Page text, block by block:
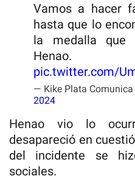
Vamos a hacer
hasta que lo
la medalla
pic.twitter.com/
— Kike Plata
2024
Henao vio lo
desapareció en
del incidente se
sociales.